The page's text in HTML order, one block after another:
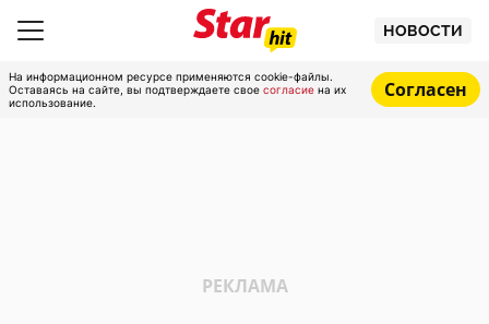
НОВОСТИ
На информационном ресурсе применяются cookie-файлы.
Оставаясь на сайте, вы подтверждаете свое согласие на их
использование.
Согласен